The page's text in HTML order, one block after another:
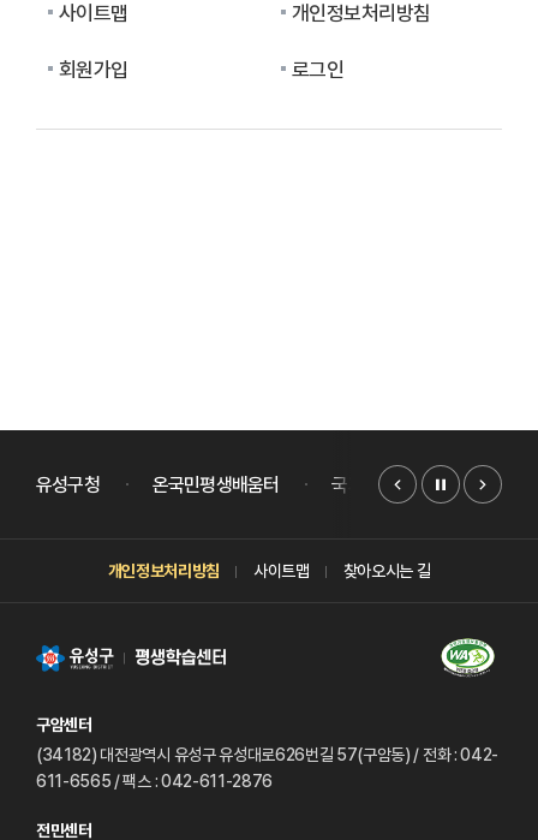
사이트맵 개인정보처리방침
회원가입 로그인
유성구청 온국민평생배움터 국가평생교육진흥원
개인정보처리방침 사이트맵 찾아오시는 길
구암센터
(34182) 대전광역시 유성구 유성대로626번길 57(구암동) / 전화 : 042-
611-6565 / 팩스 : 042-611-2876
전민센터